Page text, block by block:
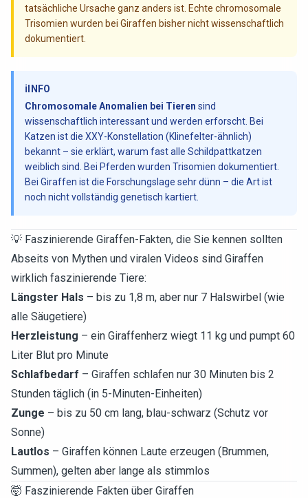
tatsächliche Ursache ganz anders ist. Echte chromosomale
Trisomien wurden bei Giraffen bisher nicht wissenschaftlich
dokumentiert.
ℹ️ INFO
Chromosomale Anomalien bei Tieren sind
wissenschaftlich interessant und werden erforscht. Bei
Katzen ist die XXY-Konstellation (Klinefelter-ähnlich)
bekannt – sie erklärt, warum fast alle Schildpattkatzen
weiblich sind. Bei Pferden wurden Trisomien dokumentiert.
Bei Giraffen ist die Forschungslage sehr dünn – die Art ist
noch nicht vollständig genetisch kartiert.
💡 Faszinierende Giraffen-Fakten, die Sie kennen sollten
Abseits von Mythen und viralen Videos sind Giraffen
wirklich faszinierende Tiere:
Längster Hals – bis zu 1,8 m, aber nur 7 Halswirbel (wie
alle Säugetiere)
Herzleistung – ein Giraffenherz wiegt 11 kg und pumpt 60
Liter Blut pro Minute
Schlafbedarf – Giraffen schlafen nur 30 Minuten bis 2
Stunden täglich (in 5-Minuten-Einheiten)
Zunge – bis zu 50 cm lang, blau-schwarz (Schutz vor
Sonne)
Lautlos – Giraffen können Laute erzeugen (Brummen,
Summen), gelten aber lange als stimmlos
🤯 Faszinierende Fakten über Giraffen